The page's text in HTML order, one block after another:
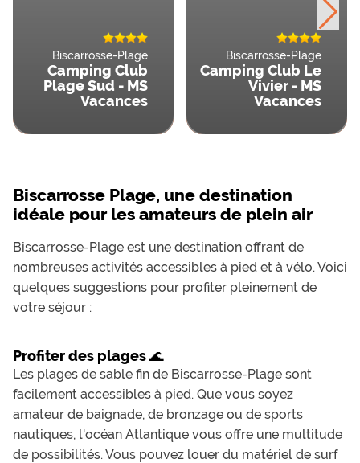
Biscarrosse-Plage
Camping Club
Plage Sud - MS
Vacances
Biscarrosse-Plage
Camping Club Le
Vivier - MS
Vacances
Biscarrosse Plage, une destination
idéale pour les amateurs de plein air
Biscarrosse-Plage est une destination offrant de
nombreuses activités accessibles à pied et à vélo. Voici
quelques suggestions pour profiter pleinement de
votre séjour :
Profiter des plages 🌊
Les plages de sable fin de Biscarrosse-Plage sont
facilement accessibles à pied. Que vous soyez
amateur de baignade, de bronzage ou de sports
nautiques, l'océan Atlantique vous offre une multitude
de possibilités. Vous pouvez louer du matériel de surf